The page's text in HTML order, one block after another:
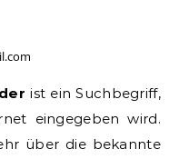
ist ein Suchbegriff,
eingegeben wird.
über die bekannte